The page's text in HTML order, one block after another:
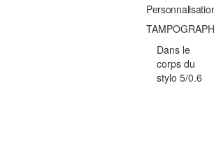
Dans le
corps du
stylo 5/0.6